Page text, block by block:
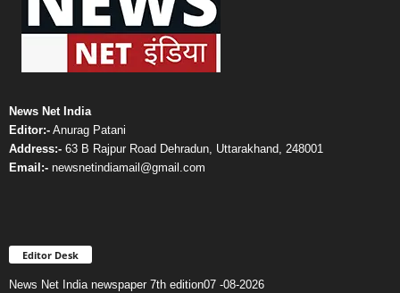
News Net India
Editor:- Anurag Patani
Address:- 63 B Rajpur Road Dehradun, Uttarakhand, 248001
Email:- newsnetindiamail@gmail.com
Editor Desk
News Net India newspaper 7th edition07 -08-2026